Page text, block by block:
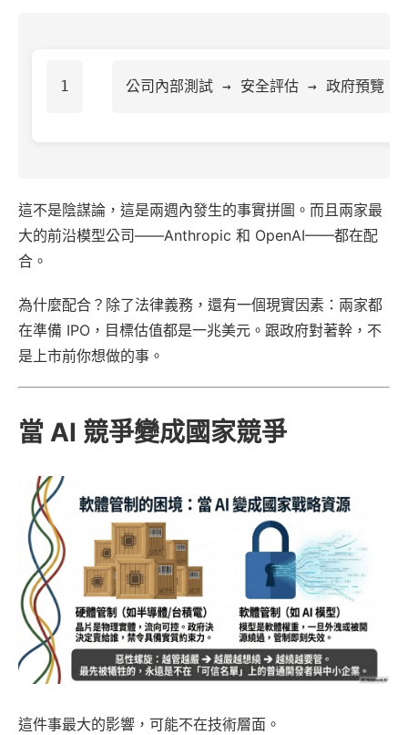
這不是陰謀論，這是兩週內發生的事實拼圖。而且兩家最
大的前沿模型公司——Anthropic 和 OpenAI——都在配
合。
為什麼配合？除了法律義務，還有一個現實因素：兩家都
在準備 IPO，目標估值都是一兆美元。跟政府對著幹，不
是上市前你想做的事。
當 AI 競爭變成國家競爭
這件事最大的影響，可能不在技術層面。